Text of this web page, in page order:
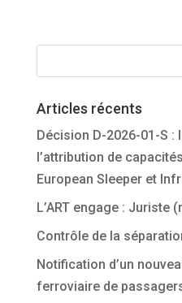
Articles récents
Décision D-2026-01-S :
l’attribution de
European Sleeper et
L’ART engage : Juriste
Contrôle de la
Notification d’un
ferroviaire de